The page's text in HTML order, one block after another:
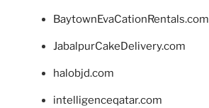
BaytownEvaCationRentals.com
JabalpurCakeDelivery.com
halobjd.com
intelligenceqatar.com